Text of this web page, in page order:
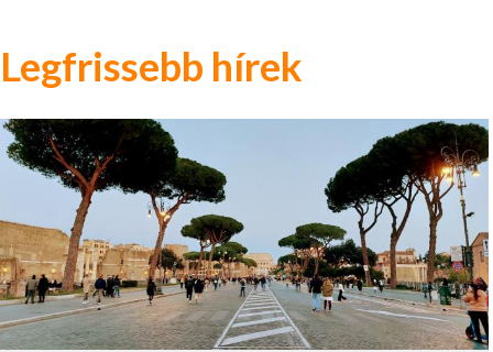
Legfrissebb hírek